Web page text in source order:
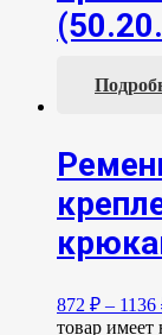
872 ₽ – 1136
товар